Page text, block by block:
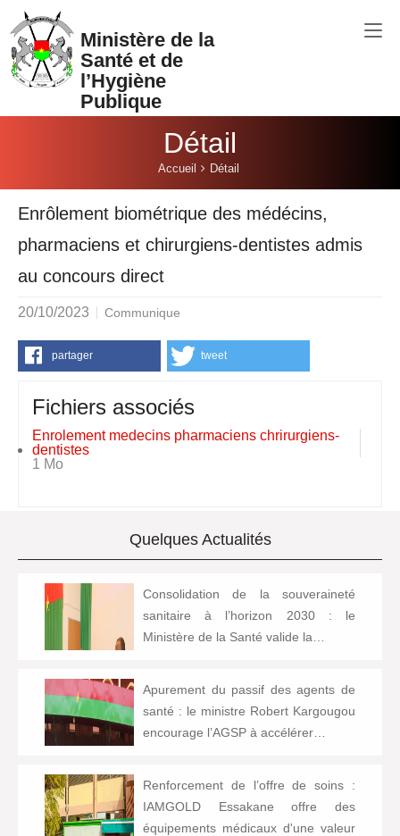
Aller au contenu principal
Ministère de la
Santé et de
l’Hygiène
Publique
Détail
Accueil Détail
Enrôlement biométrique des médécins,
pharmaciens et chirurgiens-dentistes admis
au concours direct
20/10/2023 Communique
partager tweet
Fichiers associés
Enrolement medecins pharmaciens chrirurgiens-
dentistes
1 Mo
Quelques Actualités
Consolidation de la souveraineté
sanitaire à l’horizon 2030 : le
Ministère de la Santé valide la…
Apurement du passif des agents de
santé : le ministre Robert Kargougou
encourage l’AGSP à accélérer…
Renforcement de l’offre de soins :
IAMGOLD Essakane offre des
équipements médicaux d'une valeur